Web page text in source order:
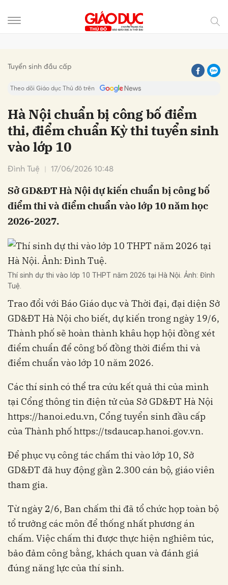
Tuyển sinh đầu cấp
Theo dõi Giáo dục Thủ đô trên
Hà Nội chuẩn bị công bố điểm
thi, điểm chuẩn Kỳ thi tuyển sinh
vào lớp 10
Đình Tuệ 17/06/2026 10:48
Sở GD&ĐT Hà Nội dự kiến chuẩn bị công bố
điểm thi và điểm chuẩn vào lớp 10 năm học
2026-2027.
Thí sinh dự thi vào lớp 10 THPT năm 2026 tại Hà Nội. Ảnh: Đình
Tuệ.
Trao đổi với Báo Giáo dục và Thời đại, đại diện Sở
GD&ĐT Hà Nội cho biết, dự kiến trong ngày 19/6,
Thành phố sẽ hoàn thành khâu họp hội đồng xét
điểm chuẩn để công bố đồng thời điểm thi và
điểm chuẩn vào lớp 10 năm 2026.
Các thí sinh có thể tra cứu kết quả thi của mình
tại Cổng thông tin điện tử của Sở GD&ĐT Hà Nội
https://hanoi.edu.vn, Cổng tuyển sinh đầu cấp
của Thành phố https://tsdaucap.hanoi.gov.vn.
Để phục vụ công tác chấm thi vào lớp 10, Sở
GD&ĐT đã huy động gần 2.300 cán bộ, giáo viên
tham gia.
Từ ngày 2/6, Ban chấm thi đã tổ chức họp toàn bộ
tổ trưởng các môn để thống nhất phương án
chấm. Việc chấm thi được thực hiện nghiêm túc,
bảo đảm công bằng, khách quan và đánh giá
đúng năng lực của thí sinh.
Hủy Gửi